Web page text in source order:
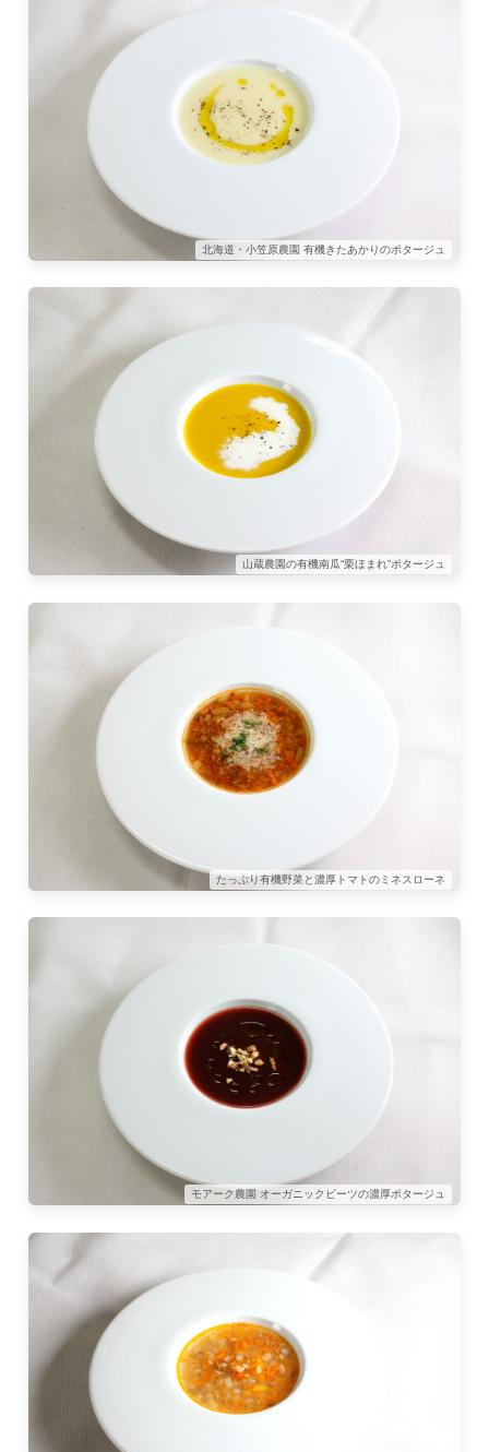
北海道・小笠原農園 有機きたあかりのポタージュ
山蔵農園の有機南瓜“栗ほまれ”ポタージュ
たっぷり有機野菜と濃厚トマトのミネスローネ
モアーク農園 オーガニックビーツの濃厚ポタージュ